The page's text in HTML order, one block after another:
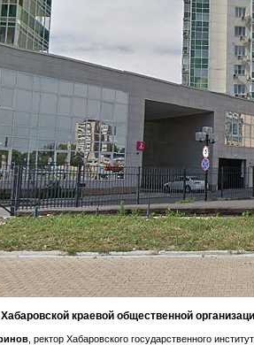
краевой общественной
, ректор Хабаровского государственного